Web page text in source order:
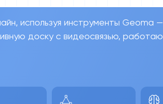
используя инструменты Geoma —
доску с видеосвязью,